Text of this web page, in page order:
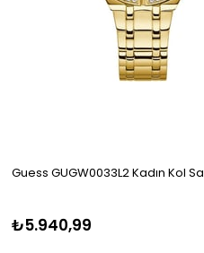
Guess GUGW0033L2 Kadın Kol
₺5.940,99